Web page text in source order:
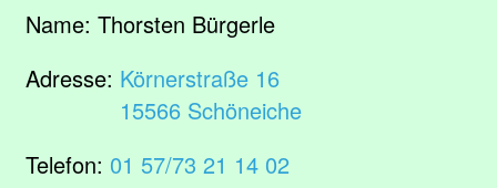
Name: Thorsten Bürgerle
Adresse: Körnerstraße 16
15566 Schöneiche
Telefon: 01 57/73 21 14 02